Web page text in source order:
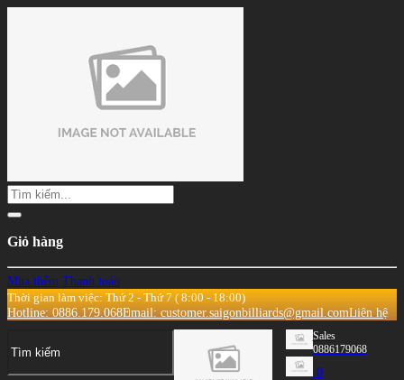
Giỏ hàng
Mua thêm Thanh toán
Thời gian làm việc: Thứ 2 - Thứ 7 ( 8:00 - 18:00)
Hotline: 0886.179.068Email: customer.saigonbilliards@gmail.comLiên hệ
Sales
0886179068
0